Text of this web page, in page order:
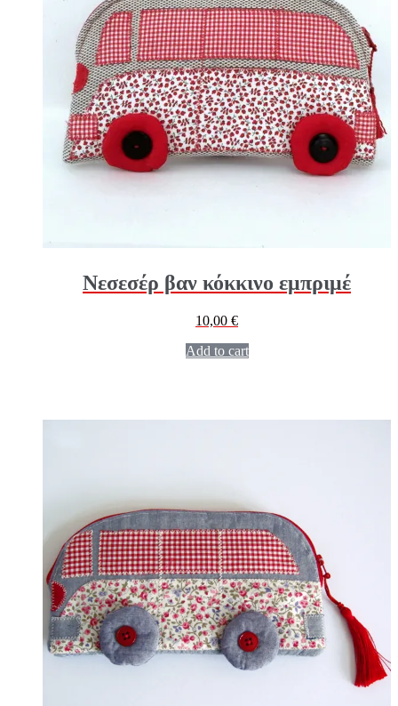
Νεσεσέρ βαν κόκκινο εμπριμέ
10,00 €
Add to cart